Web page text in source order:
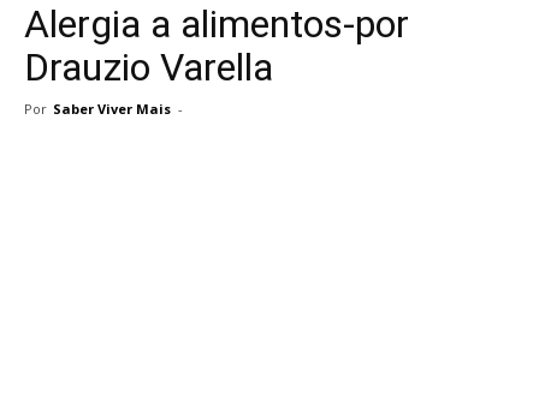
Alergia a alimentos-por
Drauzio Varella
Por Saber Viver Mais -